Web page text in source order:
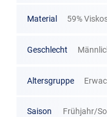
Material 59%
Geschlecht
Altersgruppe
Saison Frühjahr/